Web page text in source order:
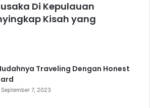
Di Kepulauan
Kisah yang
Traveling Dengan Honest
September 7, 2023